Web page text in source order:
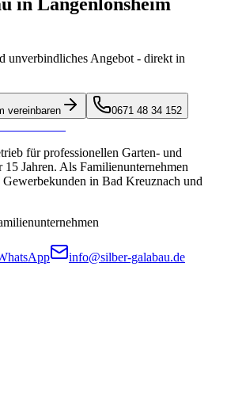
unverbindliches Angebot - direkt in
vereinbaren 0671 48 34 152
für professionellen Garten- und
15 Jahren. Als Familienunternehmen
in Bad Kreuznach und
info@silber-galabau.de